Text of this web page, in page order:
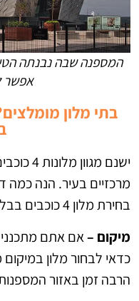
המספנה שבה נבנתה
אפשר
ישנם
מרכזיים בעיר. הנה
בחירת מלון 4 כוכבים בבלפסט,
מיקום –אם אתם
כדאי לבחור מלון
הרבה זמן באזור